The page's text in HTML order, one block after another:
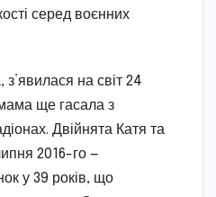
серед воєнних
на світ 24
ще гасала з
Двійнята Катя та
2016-го —
у 39 років, що